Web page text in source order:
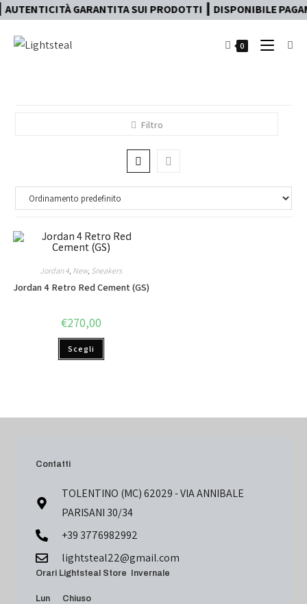
GARANTITA SUI PRODOTTI ┃ DISPONIBILE
0
Filtro
Jordan 4, New, Sneakers
Jordan 4 Retro Red Cement (GS)
€270,00
Scegli
Contatti
TOLENTINO (MC) 62029 - VIA ANNIBALE
PARISANI 30/34
+39 3776982992
lightsteal22@gmail.com
Orari Lightsteal Store Invernale
Lun Chiuso